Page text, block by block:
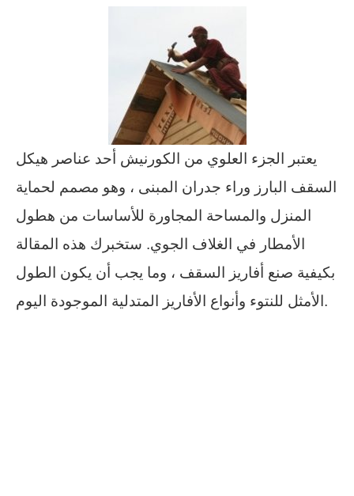
يعتبر الجزء العلوي من الكورنيش أحد عناصر هيكل
السقف البارز وراء جدران المبنى ، وهو مصمم لحماية
المنزل والمساحة المجاورة للأساسات من هطول
الأمطار في الغلاف الجوي. ستخبرك هذه المقالة
بكيفية صنع أفاريز السقف ، وما يجب أن يكون الطول
الأمثل للنتوء وأنواع الأفاريز المتدلية الموجودة اليوم.